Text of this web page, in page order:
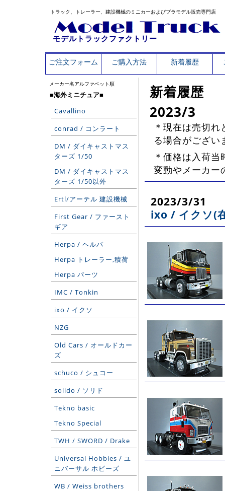
トラック、トレーラー、建設機械のミニカーおよびプラモデル販売専門店
モデルトラックファクトリー
ご注文フォーム ご購入方法 新着履歴
メーカー名アルファベット順
■海外ミニチュア■
Cavallino
conrad / コンラート
DM / ダイキャストマス
ターズ 1/50
DM / ダイキャストマス
ターズ 1/50以外
Ertl/アーテル 建設機械
First Gear / ファースト
ギア
Herpa / ヘルパ
Herpa トレーラー,積荷
Herpa パーツ
IMC / Tonkin
ixo / イクソ
NZG
Old Cars / オールドカー
ズ
schuco / シュコー
solido / ソリド
Tekno basic
Tekno Special
TWH / SWORD / Drake
Universal Hobbies / ユ
ニバーサル ホビーズ
WB / Weiss brothers
新着履歴
2023/3
＊現在は売切
る場合がござい
＊価格は入荷
変動やメーカー
2023/3/31
ixo / イクソ(